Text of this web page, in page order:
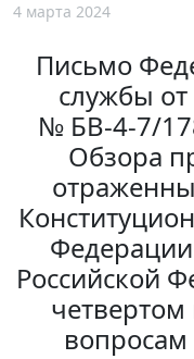
4 марта 2024
Письмо
службы от
№ БВ-4-7/
Обзора
Российской
четвертом